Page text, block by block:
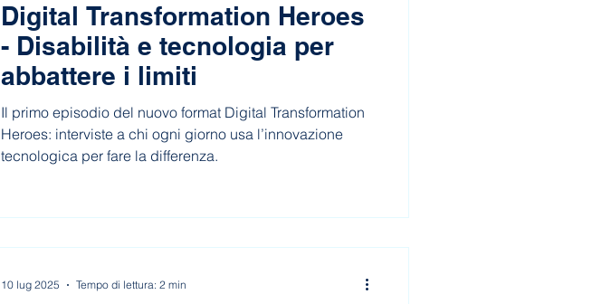
Digital Transformation Heroes
- Disabilità e tecnologia per
abbattere i limiti
Il primo episodio del nuovo format Digital Transformation
Heroes: interviste a chi ogni giorno usa l’innovazione
tecnologica per fare la differenza.
10 lug 2025 Tempo di lettura: 2 min